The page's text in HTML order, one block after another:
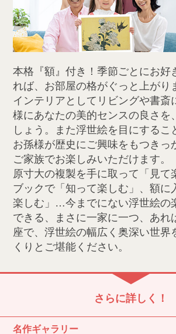
本格『額』付き！季節ごとにお好
れば、お部屋の格がぐっと上がり
インテリアとしてリビングや書斎
様にあなたの美的センスの良さを
しょう。また浮世絵を目にするこ
お孫様が歴史にご興味をもつきっ
ご家族でお楽しみいただけます。
原寸大の複製を手に取って「見て
ブックで「知って楽しむ」、額に
楽しむ」…今までにない浮世絵の
できる、まさに一家に一つ、あれ
座で、浮世絵の幅広く奥深い世界
くりとご堪能ください。
さらに詳しく！
名作ギャラリー